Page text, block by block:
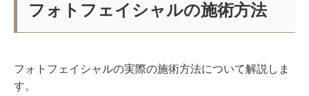
フォトフェイシャルの施術方法
フォトフェイシャルの実際の施術方法について解説しま
す。